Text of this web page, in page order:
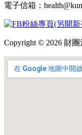
電子信箱：
Copyright © 2026 財